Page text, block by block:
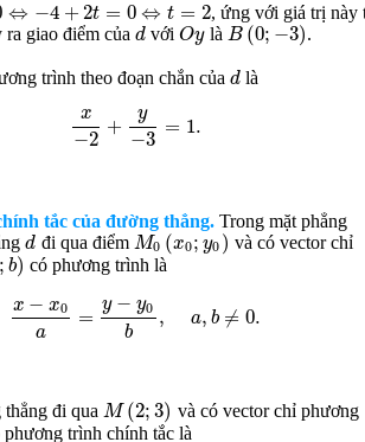
⇔ −4 + 2t = 0 ⇔ t = 2, ứng với giá trị này
ra giao điểm của d vớiOy là B (0; −3).
trình theo đoạn chắn của d là
x
−2
+
y
−3
= 1.
tắc của đường thẳng. Trong mặt phẳng
d đi qua điểm M0 (x0; y0 ) và có vector chỉ
; b) có phương trình là
x − x0
a
=
y − y0
b
, a, b ≠ 0.
đi qua M (2; 3) và có vector chỉ phương
phương trình chính tắc là